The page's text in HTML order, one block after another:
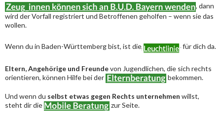
, dann
wird der Vorfall registriert und Betroffenen geholfen – wenn sie das
wollen.
Wenn du in Baden-Württemberg bist, ist die für dich da.
Eltern, Angehörige und Freundevon Jugendlichen, die sich rechts
orientieren, können Hilfe bei der
bekommen.
Und wenn du selbst etwas gegen Rechts unternehmen willst,
steht dir die
zur Seite.